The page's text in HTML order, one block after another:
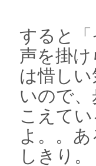
すると
声を掛
は惜し
いので
こえて
よ。。
しきり。